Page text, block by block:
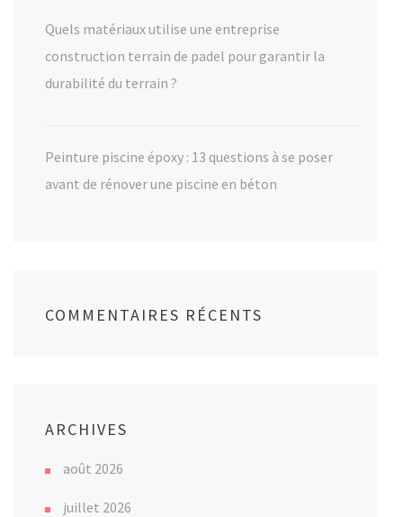
Quels matériaux utilise une entreprise
construction terrain de padel pour garantir la
durabilité du terrain ?
Peinture piscine époxy : 13 questions à se poser
avant de rénover une piscine en béton
COMMENTAIRES RÉCENTS
ARCHIVES
août 2026
juillet 2026